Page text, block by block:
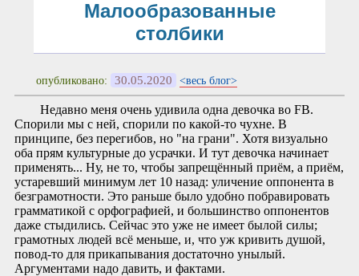
Малообразованные
столбики
опубликовано: 30.05.2020 <весь блог>
Недавно меня очень удивила одна девочка во FB.
Спорили мы с ней, спорили по какой-то чухне. В
принципе, без перегибов, но "на грани". Хотя визуально
оба прям культурные до усрачки. И тут девочка начинает
применять... Ну, не то, чтобы запрещённый приём, а приём,
устаревший минимум лет 10 назад: уличение оппонента в
безграмотности. Это раньше было удобно побравировать
грамматикой с орфографией, и большинство оппонентов
даже стыдились. Сейчас это уже не имеет былой силы;
грамотных людей всё меньше, и, что уж кривить душой,
повод-то для прикапывания достаточно унылый.
Аргументами надо давить, и фактами.